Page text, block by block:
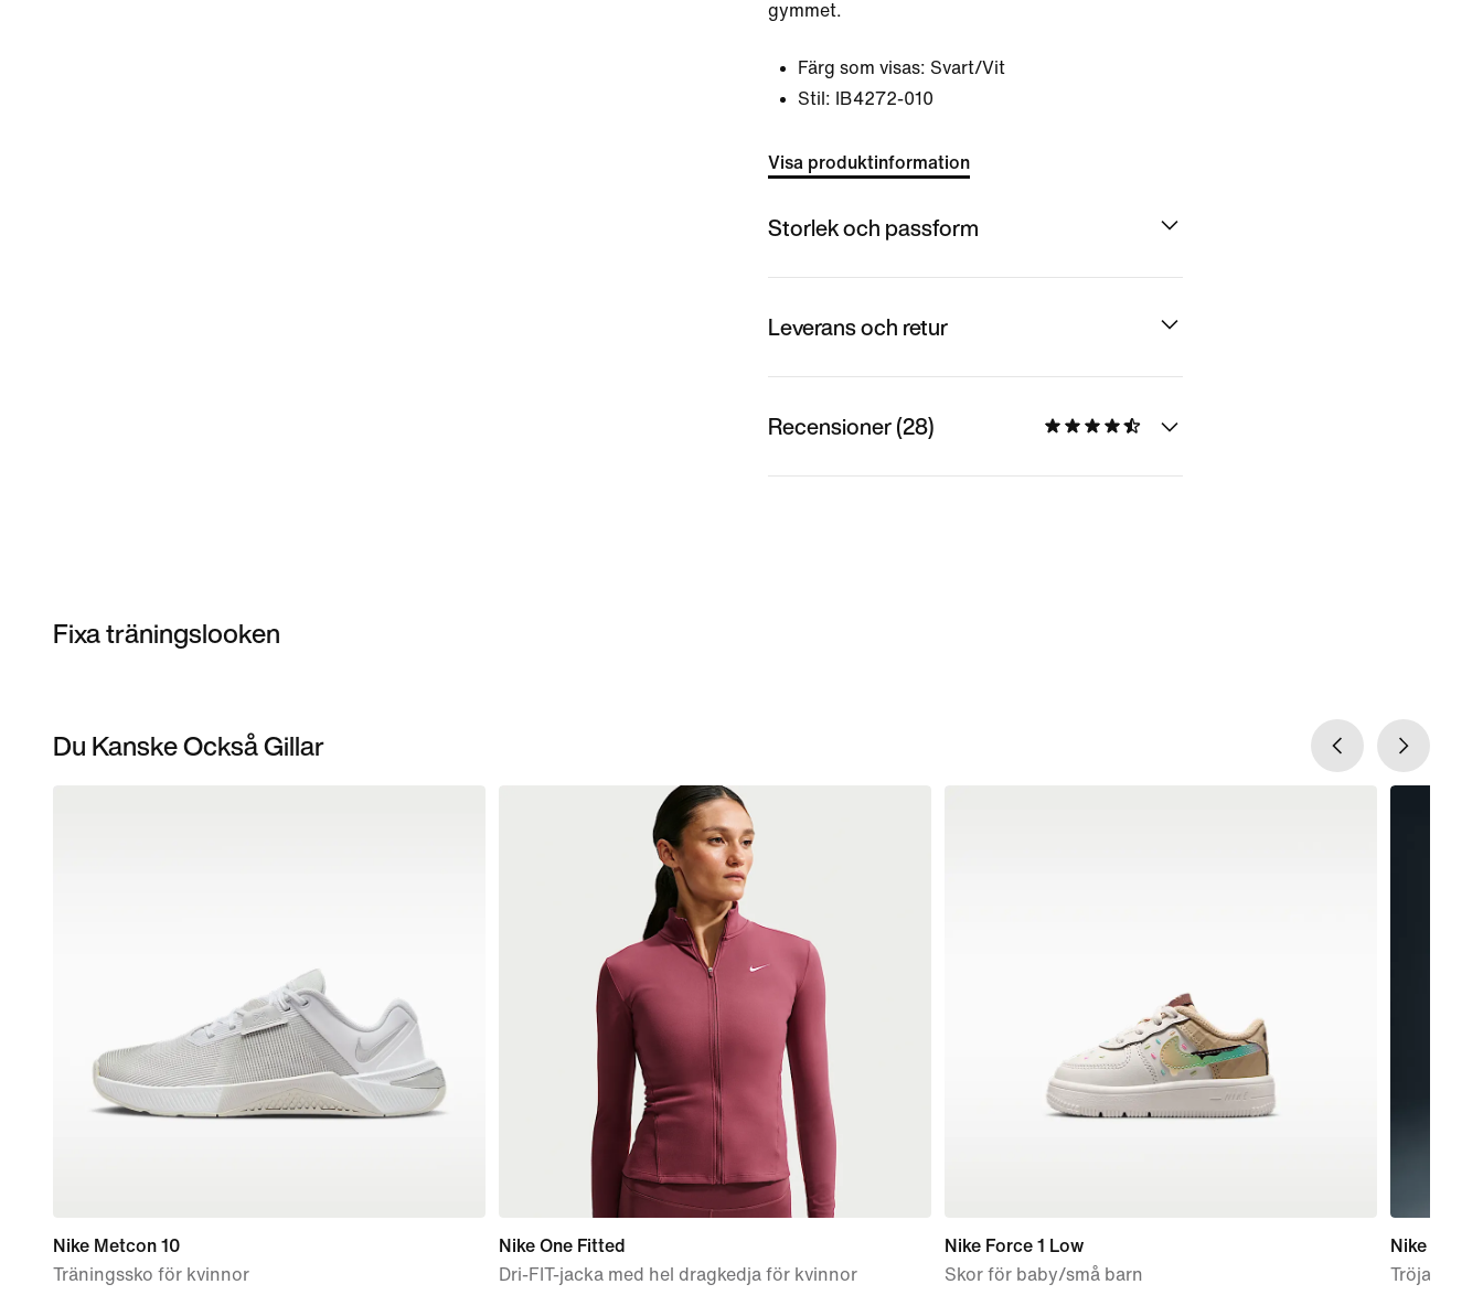
gymmet.
Färg som visas: Svart/Vit
Stil:
IB4272-010
Visa produktinformation
Storlek och passform
Leverans och retur
Recensioner (28)
Fixa träningslooken
Du Kanske Också Gillar
Nike Metcon 10
Träningssko för kvinnor
Nike One Fitted
Dri-FIT-jacka med hel dragkedja för kvinnor
Nike Force 1 Low
Skor för baby/små barn
Nike 24.7
Tröja Dri-